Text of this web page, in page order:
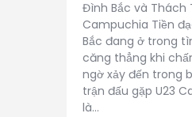
Đình Bắc và Thách
Campuchia Tiền
Bắc đang ở trong
căng thẳng khi
ngờ xảy đến trong
trận đấu gặp U23
là…